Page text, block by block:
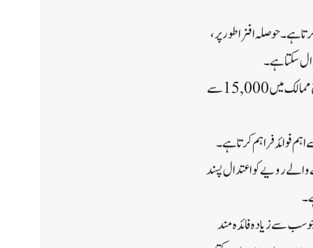
ہے۔ حوصلہ افزا طور پر،
سکتا ہے۔
دل کی بیماری، جو دل اور گردش کو متاثر کرتی ہے، دنیا بھر میں موت کی سب سے بڑی وجہ ہے۔ مطالعہ، جس نے پانچ ممالک میں 15,000 سے
فوائد فراہم کرتا ہے۔
رویے کو اعتدال پسند
سے زیادہ فائدہ مند